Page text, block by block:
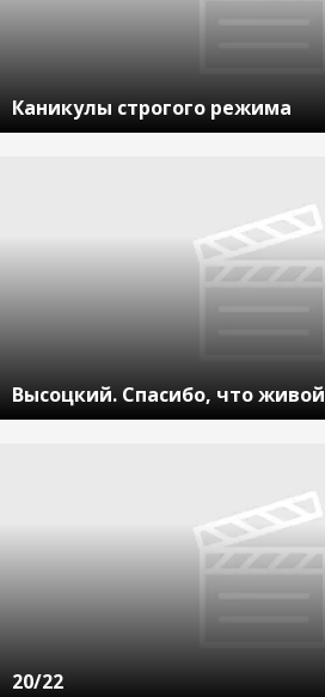
Каникулы строгого режима
Высоцкий. Спасибо, что живой
20/22